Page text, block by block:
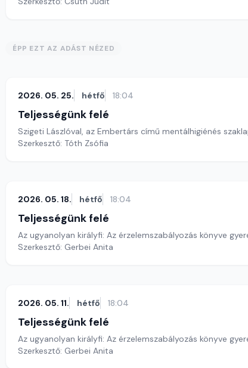
ÉPP EZT AZ ADÁST NÉZED
2026. 05. 25. hétfő 18:04
Teljességünk felé
Szigeti Lászlóval, az Embertárs című mentálhigiénés
Szerkesztő: Tóth Zsófia
2026. 05. 18. hétfő 18:04
Teljességünk felé
Az ugyanolyan királyfi: Az érzelemszabályozás könyve
Szerkesztő: Gerbei Anita
2026. 05. 11. hétfő 18:04
Teljességünk felé
Az ugyanolyan királyfi: Az érzelemszabályozás könyve
Szerkesztő: Gerbei Anita